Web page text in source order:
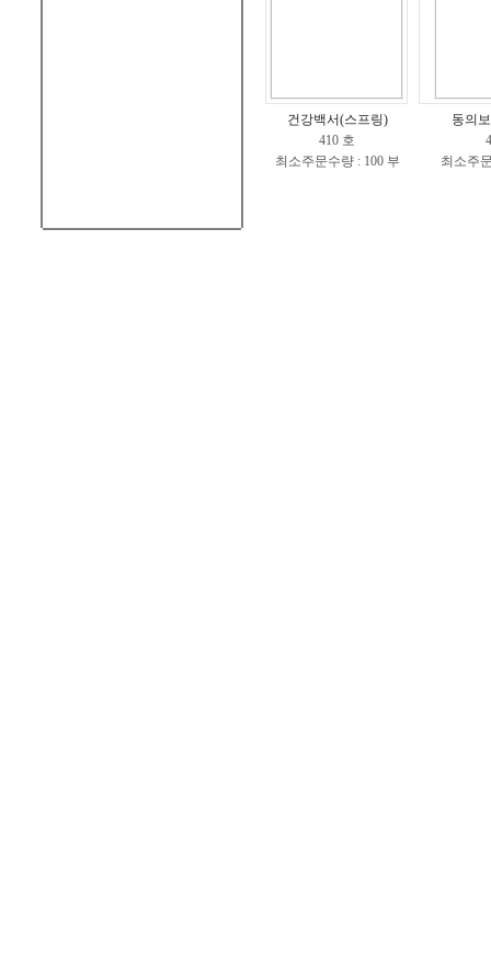
건강백서(스프링)
410 호
최소주문수량 : 100 부
동의
최소주